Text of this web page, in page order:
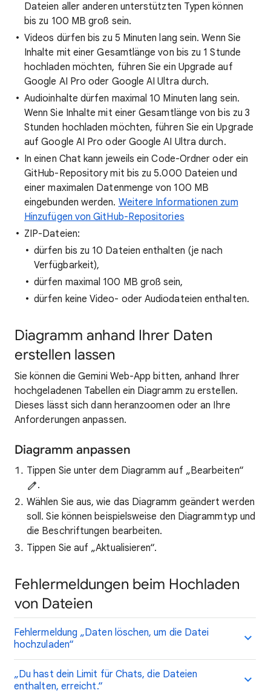
Dateien aller anderen unterstützten Typen können
bis zu 100 MB groß sein.
Videos dürfen bis zu 5 Minuten lang sein. Wenn Sie
Inhalte mit einer Gesamtlänge von bis zu 1 Stunde
hochladen möchten, führen Sie ein Upgrade auf
Google AI Pro oder Google AI Ultra durch.
Audioinhalte dürfen maximal 10 Minuten lang sein.
Wenn Sie Inhalte mit einer Gesamtlänge von bis zu 3
Stunden hochladen möchten, führen Sie ein Upgrade
auf Google AI Pro oder Google AI Ultra durch.
In einen Chat kann jeweils ein Code-Ordner oder ein
GitHub-Repository mit bis zu 5.000 Dateien und
einer maximalen Datenmenge von 100 MB
eingebunden werden. Weitere Informationen zum
Hinzufügen von GitHub-Repositories
ZIP-Dateien:
dürfen bis zu 10 Dateien enthalten (je nach
Verfügbarkeit),
dürfen maximal 100 MB groß sein,
dürfen keine Video- oder Audiodateien enthalten.
Diagramm anhand Ihrer Daten
erstellen lassen
Sie können die Gemini Web-App bitten, anhand Ihrer
hochgeladenen Tabellen ein Diagramm zu erstellen.
Dieses lässt sich dann heranzoomen oder an Ihre
Anforderungen anpassen.
Diagramm anpassen
Tippen Sie unter dem Diagramm auf „Bearbeiten“
.
Wählen Sie aus, wie das Diagramm geändert werden
soll. Sie können beispielsweise den Diagrammtyp und
die Beschriftungen bearbeiten.
Tippen Sie auf „Aktualisieren“.
Fehlermeldungen beim Hochladen
von Dateien
Fehlermeldung „Daten löschen, um die Datei
hochzuladen“
„Du hast dein Limit für Chats, die Dateien
enthalten, erreicht.“